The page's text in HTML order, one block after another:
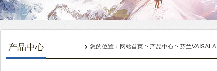
产品中心 您的位置： 网站首页 > 产品中心 > 芬兰VAISALA